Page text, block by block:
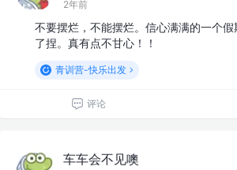
2年前
不要摆烂，不能摆烂。信心满满的一个
了捏。真有点不甘心！！
青训营-快乐出发
评论
车车会不见噢